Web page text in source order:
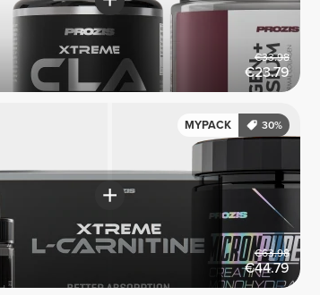
€23.79
€33.98
MYPACK 30%
€44.79
€63.98